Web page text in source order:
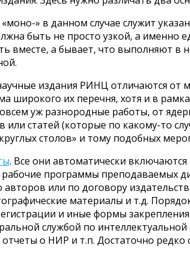
» в данном случае служит
быть не просто узкой, а именно
вместе, а бывает, что выполняют в
издания РИНЦ отличаются
широкого их перечня, хотя и в
уж разнородные работы, от
или статей (которые по какому-то
столов» и тому подобных
. Все они автоматически
рабочие программы преподаваемых
или по договору
материалы и т.д.
и иные формы
службой по интеллектуальной
о НИР и т.п. Достаточно